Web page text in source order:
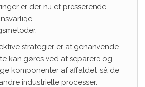
er der nu et presserende
strategier er at genanvende
kan gøres ved at separere og
komponenter af affaldet, så de
industrielle processer.